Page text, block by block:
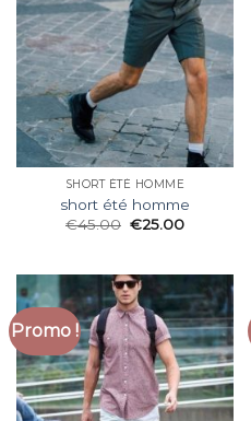
SHORT ÉTÉ HOMME
short été homme
€45.00 €25.00
Promo !